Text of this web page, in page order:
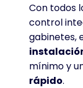
Con todos
control
gabinetes,
mínimo y
rápido.